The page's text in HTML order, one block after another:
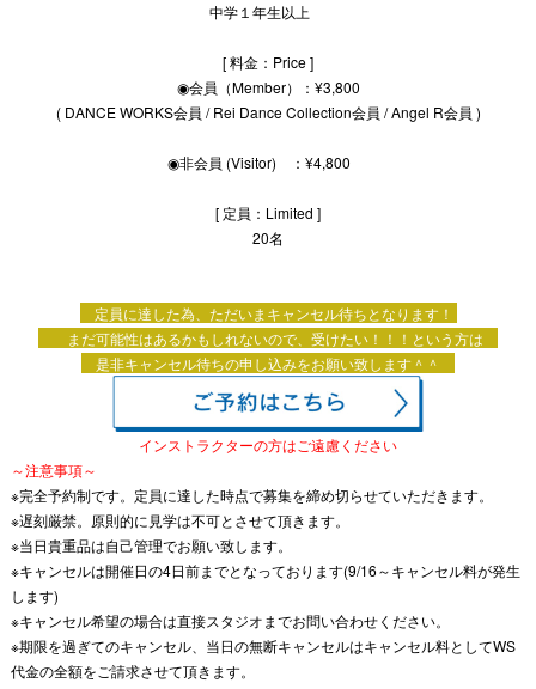
中学１年生以上
[ 料金：Price ]
◉会員（Member）：¥3,800
( DANCE WORKS会員 / Rei Dance Collection会員 / Angel R会員 )
◉非会員 (Visitor) ：¥4,800
[ 定員：Limited ]
20名
定員に達した為、ただいまキャンセル待ちとなります！
まだ可能性はあるかもしれないので、受けたい！！！という方は
是非キャンセル待ちの申し込みをお願い致します＾＾
インストラクターの方はご遠慮ください
～注意事項～
※完全予約制です。定員に達した時点で募集を締め切らせていただきます。
※遅刻厳禁。原則的に見学は不可とさせて頂きます。
※当日貴重品は自己管理でお願い致します。
※キャンセルは開催日の4日前までとなっております(9/16～キャンセル料が発生
します)
※キャンセル希望の場合は直接スタジオまでお問い合わせください。
※期限を過ぎてのキャンセル、当日の無断キャンセルはキャンセル料としてWS
代金の全額をご請求させて頂きます。